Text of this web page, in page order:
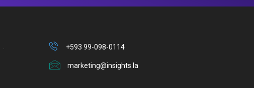
+593 99-098-0114
marketing@insights.la